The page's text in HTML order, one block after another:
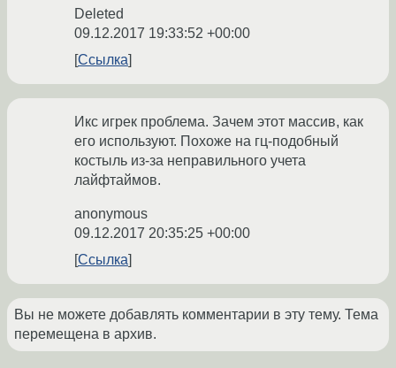
Deleted
09.12.2017 19:33:52 +00:00
Ссылка
Икс игрек проблема. Зачем этот массив, как
его используют. Похоже на гц-подобный
костыль из-за неправильного учета
лайфтаймов.
anonymous
09.12.2017 20:35:25 +00:00
Ссылка
Вы не можете добавлять комментарии в эту тему. Тема
перемещена в архив.